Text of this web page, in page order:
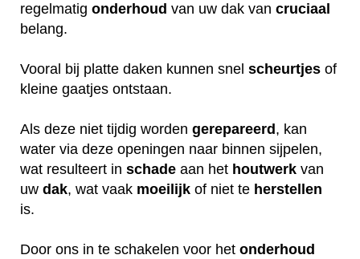
regelmatig onderhoud van uw dak van cruciaal
belang.
Vooral bij platte daken kunnen snel scheurtjes of
kleine gaatjes ontstaan.
Als deze niet tijdig worden gerepareerd , kan
water via deze openingen naar binnen sijpelen,
wat resulteert in schade aan het houtwerk van
uw dak, wat vaak moeilijk of niet te herstellen
is.
Door ons in te schakelen voor het onderhoud